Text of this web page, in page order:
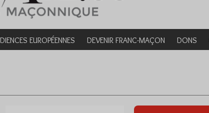
EUROPÉENNES DEVENIR FRANC-MAÇON DONS